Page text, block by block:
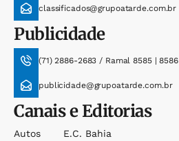
classificados@grupoatarde.com.br
Publicidade
(71) 2886-2683 / Ramal 8585 | 8586
publicidade@grupoatarde.com.br
Canais e Editorias
Autos
E.c. Bahia